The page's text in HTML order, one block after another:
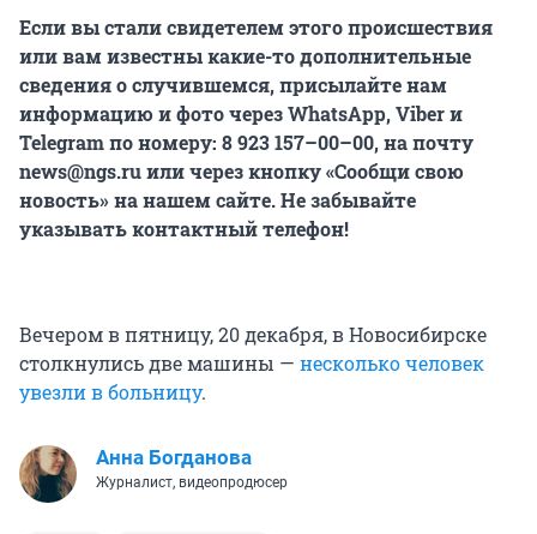
Если вы стали свидетелем этого происшествия
или вам известны какие-то дополнительные
сведения о случившемся, присылайте нам
информацию и фото через WhatsApp, Viber и
Telegram по номеру: 8 923 157–00–00, на почту
news@ngs.ru или через кнопку «Сообщи свою
новость» на нашем сайте. Не забывайте
указывать контактный телефон!
Вечером в пятницу, 20 декабря, в Новосибирске
столкнулись две машины — несколько человек
увезли в больницу.
Анна Богданова
Журналист, видеопродюсер